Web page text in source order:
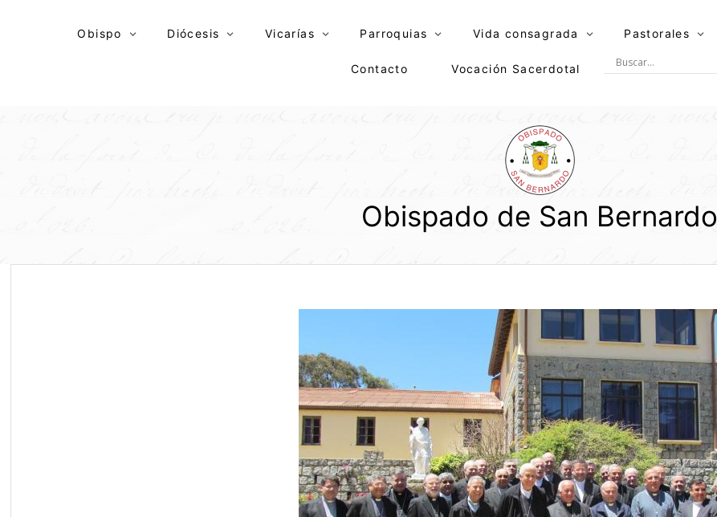
Obispo Diócesis Vicarías Parroquias Vida consagrada Pastorales
Contacto Vocación Sacerdotal
Obispado de San Bernardo